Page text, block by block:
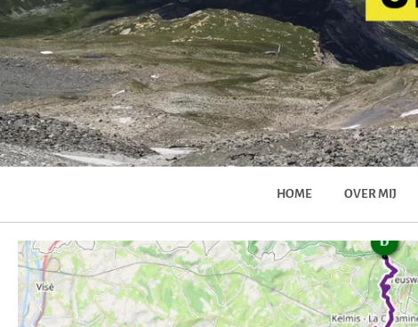
HOME OVER MIJ